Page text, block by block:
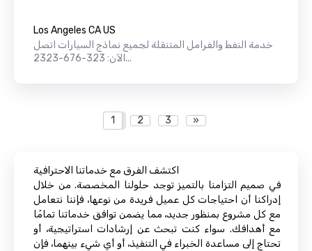
Los Angeles CA US
خدمة النفط والفرامل المتنقلة لجميع نماذج السيارات اتصل
الآن: 323-676-2323...
1 2 3 »
اكتشف الفرق مع خدماتنا الاحترافية
في صميم التزامنا بالتميز توجد حلولنا المخصصة. من خلال
إدراكنا أن احتياجات كل عميل فريدة من نوعها، فإننا نتعامل
مع كل مشروع بمنظور جديد، مما يضمن توافق خدماتنا تمامًا
مع أهدافك. سواء كنت تبحث عن إرشادات استراتيجية، أو
تحتاج إلى مساعدة الخبراء في التنفيذ، أو أي شيء بينهما، فإن